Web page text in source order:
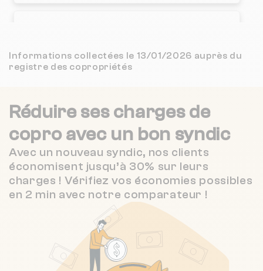
3 r alfred engel 90000 Belfort
Chauffage individuel
Nombre de lots : 146
48T r de turenne 90300 Valdoie
Chauffage individuel
❯
Nombre de lots : 8
4 r du general scherer 90100 Delle
Informations collectées le 13/01/2026 auprès du
registre des copropriétés
Réduire ses charges de
coproavec un bon syndic
Avec un nouveau syndic, nos clients
économisent jusqu’à 30% sur leurs
charges ! Vérifiez vos économies possibles
en 2 min avec notre comparateur !